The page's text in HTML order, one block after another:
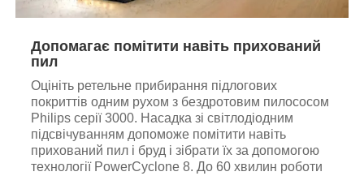
Допомагає помітити навіть прихований
пил
Оцініть ретельне прибирання підлогових
покриттів одним рухом з бездротовим пилососом
Philips серії 3000. Насадка зі світлодіодним
підсвічуванням допоможе помітити навіть
прихований пил і бруд і зібрати їх за допомогою
технології PowerCyclone 8. До 60 хвилин роботи